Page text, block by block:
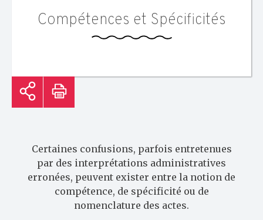
Compétences et Spécificités
Certaines confusions, parfois entretenues
par des interprétations administratives
erronées, peuvent exister entre la notion de
compétence, de spécificité ou de
nomenclature des actes.